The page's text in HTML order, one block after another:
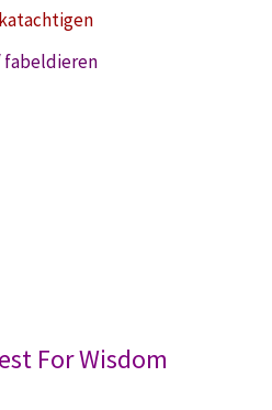
For Wisdom